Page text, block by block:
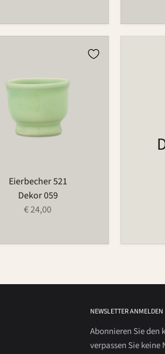
Eierbecher 521
Dekor 059
€ 24,00
NEWSLETTER ANMELDEN
Abonnieren Sie den
verpassen Sie